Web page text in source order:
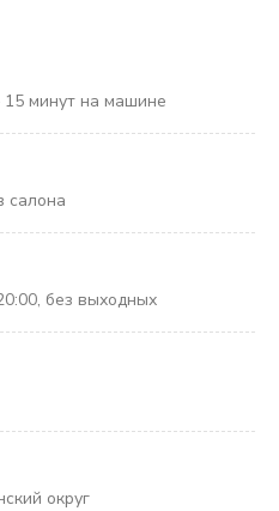
минут на машине
салона
без выходных
округ